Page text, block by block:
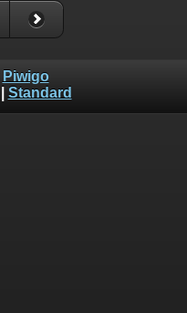
Piwigo
Standard